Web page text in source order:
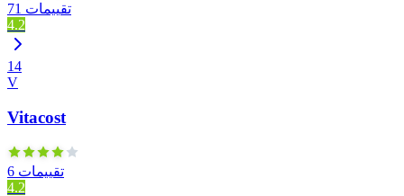
71 تقييمات
4.2
14
V
Vitacost
6 تقييمات
4.2